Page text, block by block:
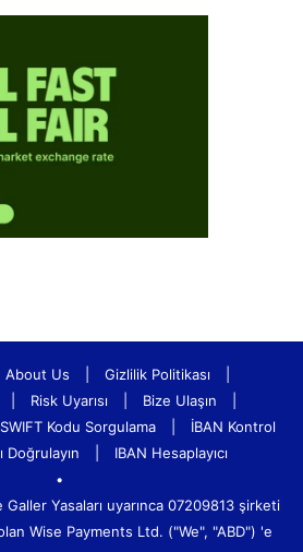
About Us Gizlilik Politikası
Risk Uyarısı Bize Ulaşın
SWIFT Kodu Sorgulama
İBAN Kontrol
Doğrulayın
IBAN Hesaplayıcı
•
Yasaları uyarınca 07209813 şirketi
Wise Payments Ltd. ("We", "ABD") 'e